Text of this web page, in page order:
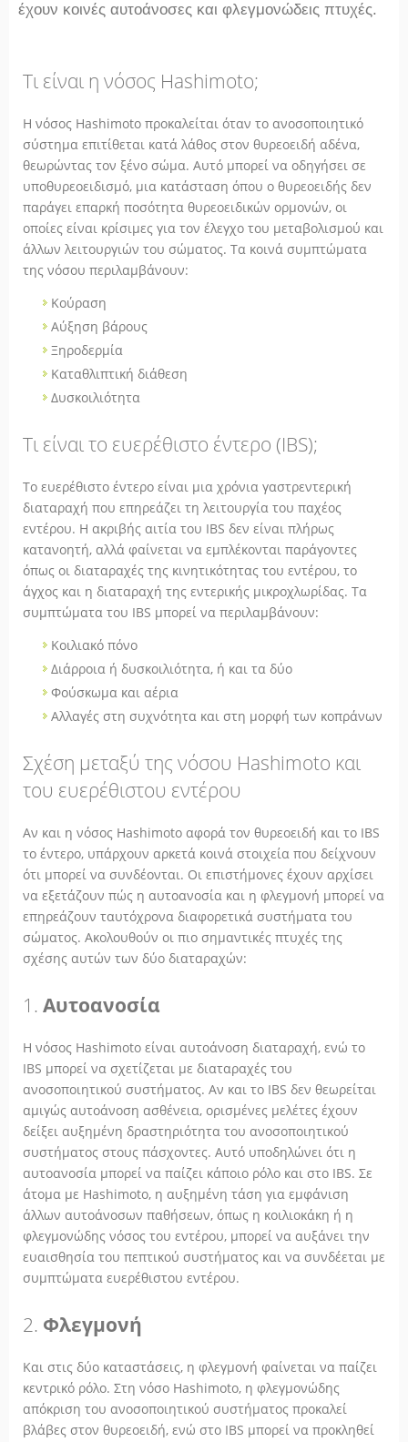
έχουν κοινές αυτοάνοσες και φλεγμονώδεις πτυχές.
Τι είναι η νόσος Hashimoto;
Η νόσος Hashimoto προκαλείται όταν το ανοσοποιητικό
σύστημα επιτίθεται κατά λάθος στον θυρεοειδή αδένα,
θεωρώντας τον ξένο σώμα. Αυτό μπορεί να οδηγήσει σε
υποθυρεοειδισμό, μια κατάσταση όπου ο θυρεοειδής δεν
παράγει επαρκή ποσότητα θυρεοειδικών ορμονών, οι
οποίες είναι κρίσιμες για τον έλεγχο του μεταβολισμού και
άλλων λειτουργιών του σώματος. Τα κοινά συμπτώματα
της νόσου περιλαμβάνουν:
Κούραση
Αύξηση βάρους
Ξηροδερμία
Καταθλιπτική διάθεση
Δυσκοιλιότητα
Τι είναι το ευερέθιστο έντερο (IBS);
Το ευερέθιστο έντερο είναι μια χρόνια γαστρεντερική
διαταραχή που επηρεάζει τη λειτουργία του παχέος
εντέρου. Η ακριβής αιτία του IBS δεν είναι πλήρως
κατανοητή, αλλά φαίνεται να εμπλέκονται παράγοντες
όπως οι διαταραχές της κινητικότητας του εντέρου, το
άγχος και η διαταραχή της εντερικής μικροχλωρίδας. Τα
συμπτώματα του IBS μπορεί να περιλαμβάνουν:
Κοιλιακό πόνο
Διάρροια ή δυσκοιλιότητα, ή και τα δύο
Φούσκωμα και αέρια
Αλλαγές στη συχνότητα και στη μορφή των κοπράνων
Σχέση μεταξύ της νόσου Hashimoto και
του ευερέθιστου εντέρου
Αν και η νόσος Hashimoto αφορά τον θυρεοειδή και το IBS
το έντερο, υπάρχουν αρκετά κοινά στοιχεία που δείχνουν
ότι μπορεί να συνδέονται. Οι επιστήμονες έχουν αρχίσει
να εξετάζουν πώς η αυτοανοσία και η φλεγμονή μπορεί να
επηρεάζουν ταυτόχρονα διαφορετικά συστήματα του
σώματος. Ακολουθούν οι πιο σημαντικές πτυχές της
σχέσης αυτών των δύο διαταραχών:
1. Αυτοανοσία
Η νόσος Hashimoto είναι αυτοάνοση διαταραχή, ενώ το
IBS μπορεί να σχετίζεται με διαταραχές του
ανοσοποιητικού συστήματος. Αν και το IBS δεν θεωρείται
αμιγώς αυτοάνοση ασθένεια, ορισμένες μελέτες έχουν
δείξει αυξημένη δραστηριότητα του ανοσοποιητικού
συστήματος στους πάσχοντες. Αυτό υποδηλώνει ότι η
αυτοανοσία μπορεί να παίζει κάποιο ρόλο και στο IBS. Σε
άτομα με Hashimoto, η αυξημένη τάση για εμφάνιση
άλλων αυτοάνοσων παθήσεων, όπως η κοιλιοκάκη ή η
φλεγμονώδης νόσος του εντέρου, μπορεί να αυξάνει την
ευαισθησία του πεπτικού συστήματος και να συνδέεται με
συμπτώματα ευερέθιστου εντέρου.
2. Φλεγμονή
Και στις δύο καταστάσεις, η φλεγμονή φαίνεται να παίζει
κεντρικό ρόλο. Στη νόσο Hashimoto, η φλεγμονώδης
απόκριση του ανοσοποιητικού συστήματος προκαλεί
βλάβες στον θυρεοειδή, ενώ στο IBS μπορεί να προκληθεί